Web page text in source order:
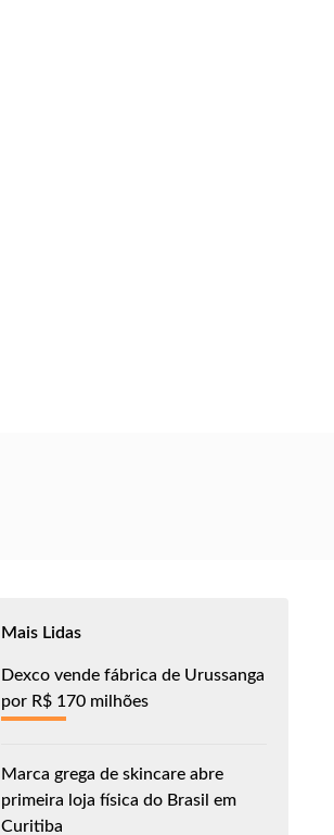
Mais Lidas
Dexco vende fábrica de Urussanga
por R$ 170 milhões
Marca grega de skincare abre
primeira loja física do Brasil em
Curitiba